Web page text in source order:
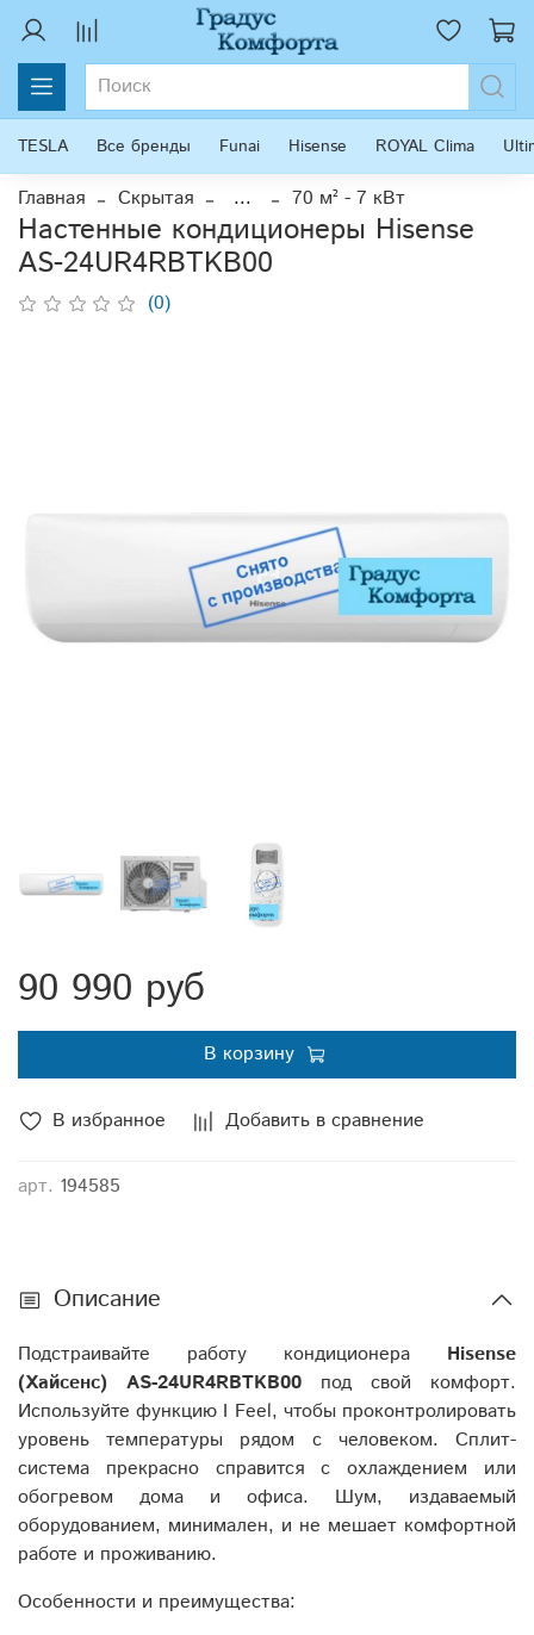
TESLA Все бренды Funai Hisense ROYAL Clima
Главная Скрытая ... 70 м² - 7 кВт
Настенные кондиционеры Hisense
AS-24UR4RBTKB00
(0)
В избранное Добавить в сравнение
арт. 194585
90 990 руб
В корзину
Описание
Подстраивайте работу кондиционера Hisense
(Хайсенс) AS-24UR4RBTKB00 под свой комфорт.
Используйте функцию I Feel, чтобы проконтролировать
уровень температуры рядом с человеком. Сплит-
система прекрасно справится с охлаждением или
обогревом дома и офиса. Шум, издаваемый
оборудованием, минимален, и не мешает комфортной
работе и проживанию.
Особенности и преимущества: